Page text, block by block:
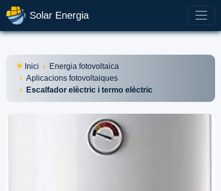
Solar Energia
Inici
Energia fotovoltaica
Aplicacions fotovoltaiques
Escalfador elèctric i termo elèctric